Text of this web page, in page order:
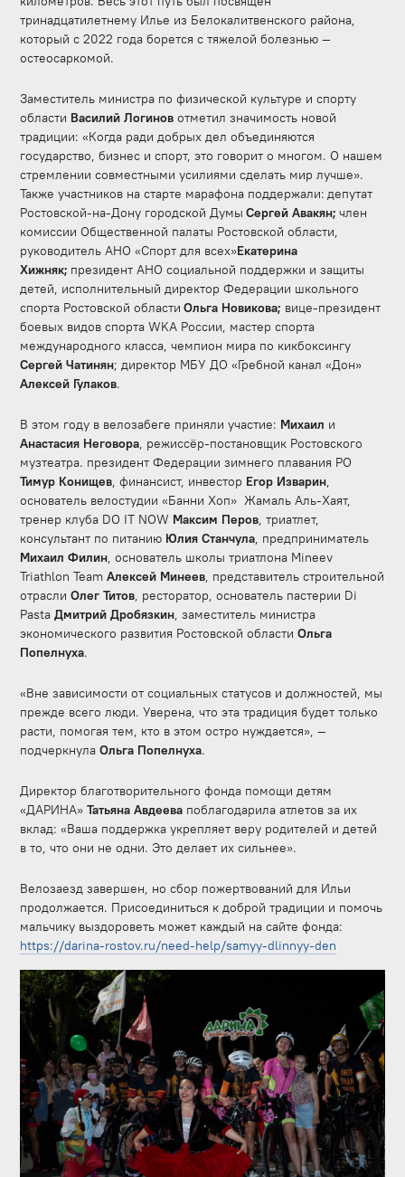
тринадцатилетнему Илье из Белокалитвенского района,
который с 2022 года борется с тяжелой болезнью —
остеосаркомой.
Заместитель министра по физической культуре и спорту
области Василий Логинов отметил значимость новой
традиции: «Когда ради добрых дел объединяются
государство, бизнес и спорт, это говорит о многом. О нашем
стремлении совместными усилиями сделать мир лучше».
Также участников на старте марафона поддержали: депутат
Ростовской-на-Дону городской Думы Сергей Авакян; член
комиссии Общественной палаты Ростовской области,
руководитель АНО «Спорт для всех»Екатерина
Хижняк; президент АНО социальной поддержки и защиты
детей, исполнительный директор Федерации школьного
спорта Ростовской области Ольга Новикова; вице-президент
боевых видов спорта WKA России, мастер спорта
международного класса, чемпион мира по кикбоксингу
Сергей Чатинян; директор МБУ ДО «Гребной канал «Дон»
Алексей Гулаков.
В этом году в велозабеге приняли участие: Михаил и
Анастасия Неговора, режиссёр-постановщик Ростовского
музтеатра. президент Федерации зимнего плавания РО
Тимур Конищев, финансист, инвестор Егор Изварин,
основатель велостудии «Банни Хоп» Жамаль Аль-Хаят,
тренер клуба DO IT NOW Максим Перов, триатлет,
консультант по питанию Юлия Станчула, предприниматель
Михаил Филин, основатель школы триатлона Mineev
Triathlon TeamАлексей Минеев, представитель строительной
отраслиОлег Титов, ресторатор, основатель пастерии Di
PastaДмитрий Дробязкин, заместитель министра
экономического развития Ростовской областиОльга
Попелнуха.
«Вне зависимости от социальных статусов и должностей, мы
прежде всего люди. Уверена, что эта традиция будет только
расти, помогая тем, кто в этом остро нуждается», —
подчеркнулаОльга Попелнуха.
Директор благотворительного фонда помощи детям
«ДАРИНА»Татьяна Авдеева поблагодарила атлетов за их
вклад: «Ваша поддержка укрепляет веру родителей и детей
в то, что они не одни. Это делает их сильнее».
Велозаезд завершен, но сбор пожертвований для Ильи
продолжается. Присоединиться к доброй традиции и помочь
мальчику выздороветь может каждый на сайте фонда:
https://darina-rostov.ru/need-help/samyy-dlinnyy-den